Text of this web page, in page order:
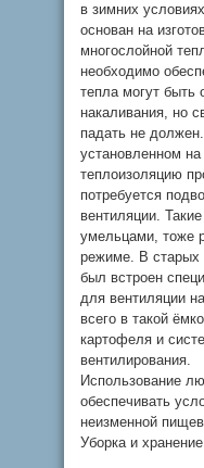
в зимних
основан на
многослойной
необходимо
тепла могут
накаливания, но
падать не
установленном
теплоизоляцию
потребуется
вентиляции.
умельцами, тоже
режиме. В старых
был встроен
для вентиляции
всего в такой
картофеля и
вентилирования.
Использование
обеспечивать
неизменной
Уборка и